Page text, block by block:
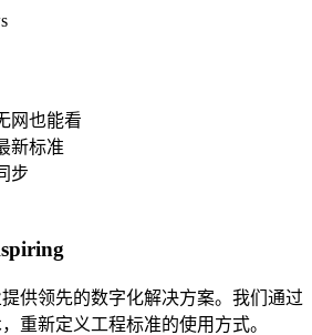
网也能看
新标准
步
供领先的数字化解决方案。我们通过
重新定义工程标准的使用方式。